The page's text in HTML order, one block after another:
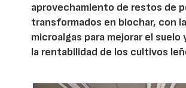
aprovechamiento de restos de
transformados en biochar, con
microalgas para mejorar el suelo
la rentabilidad de los cultivos